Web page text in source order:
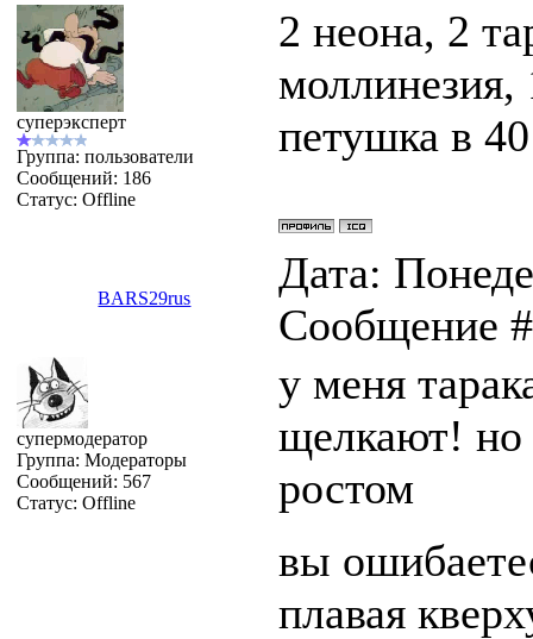
суперэксперт
Группа: пользователи
Сообщений: 186
Статус: Offline
2 неона, 2
моллинезия,
петушка в
BARS29rus
Дата:
Сообщение
супермодератор
Группа: Модераторы
Сообщений: 567
Статус: Offline
у меня
щелкают! но
ростом
вы
плавая